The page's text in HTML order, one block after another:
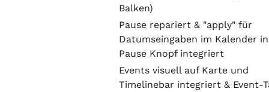
Balken)
Pause repariert & "apply" für
Datumseingaben im Kalender
Pause Knopf integriert
Events visuell auf Karte und
Timelinebar integriert & Event-